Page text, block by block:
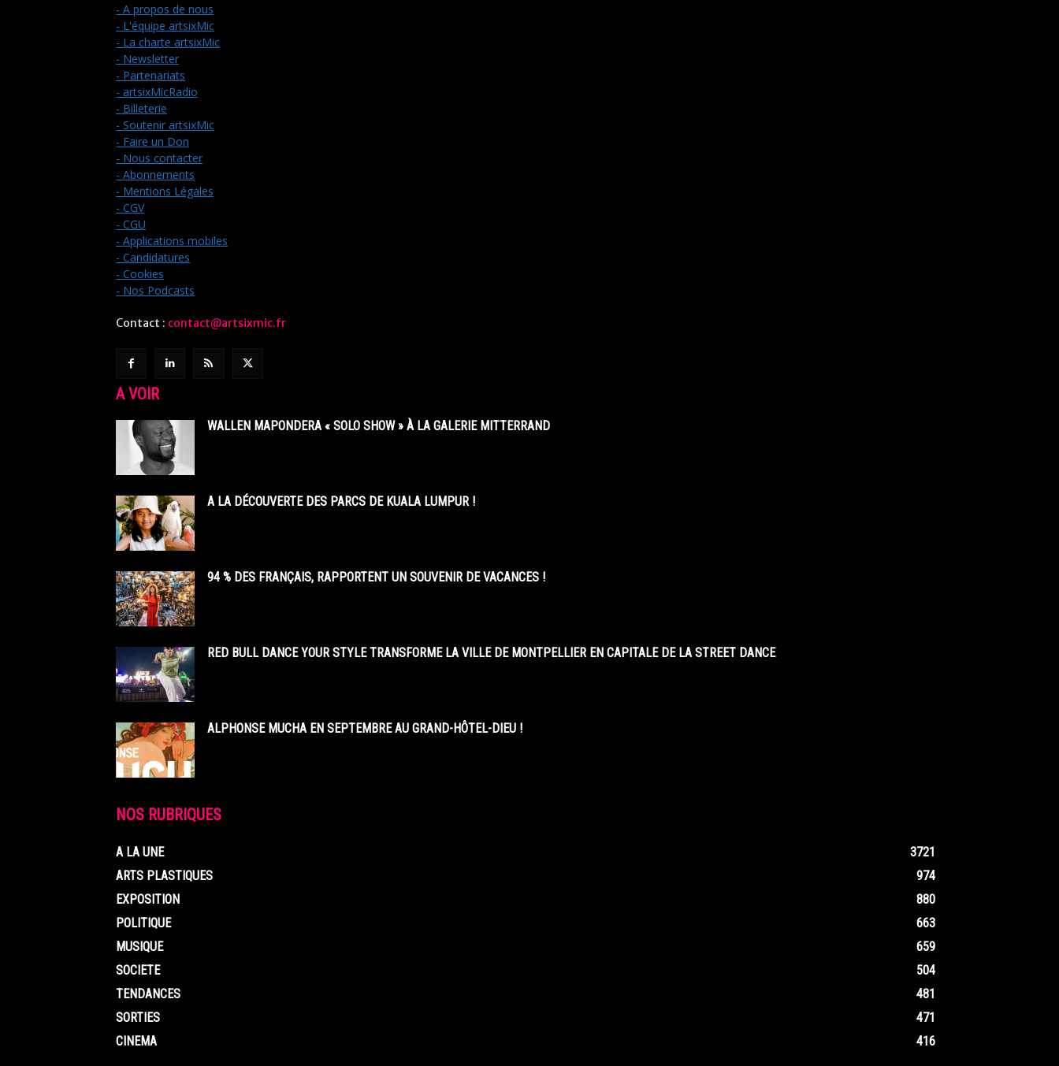
- A propos de nous
- L'équipe artsixMic
- La charte artsixMic
- Newsletter
- Partenariats
- artsixMicRadio
- Billeterie
- Soutenir artsixMic
- Faire un Don
- Nous contacter
- Abonnements
- Mentions Légales
- CGV
- CGU
- Applications mobiles
- Candidatures
- Cookies
- Nos Podcasts
Contact : contact@artsixmic.fr
A VOIR
WALLEN MAPONDERA « SOLO SHOW » À LA GALERIE MITTERRAND
A LA DÉCOUVERTE DES PARCS DE KUALA LUMPUR !
94 % DES FRANÇAIS, RAPPORTENT UN SOUVENIR DE VACANCES !
RED BULL DANCE YOUR STYLE TRANSFORME LA VILLE DE MONTPELLIER EN CAPITALE DE LA STREET DANCE
ALPHONSE MUCHA EN SEPTEMBRE AU GRAND-HÔTEL-DIEU !
NOS RUBRIQUES
A LA UNE
3721
ARTS PLASTIQUES
974
EXPOSITION
880
POLITIQUE
663
MUSIQUE
659
SOCIETE
504
TENDANCES
481
SORTIES
471
CINEMA
416